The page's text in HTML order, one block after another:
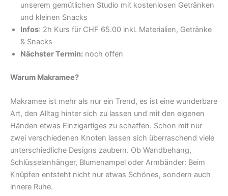
unserem gemütlichen Studio mit kostenlosen Getränken
und kleinen Snacks
Infos: 2h Kurs für CHF 65.00 inkl. Materialien, Getränke
& Snacks
Nächster Termin: noch offen
Warum Makramee?
Makramee ist mehr als nur ein Trend, es ist eine wunderbare
Art, den Alltag hinter sich zu lassen und mit den eigenen
Händen etwas Einzigartiges zu schaffen. Schon mit nur
zwei verschiedenen Knoten lassen sich überraschend viele
unterschiedliche Designs zaubern. Ob Wandbehang,
Schlüsselanhänger, Blumenampel oder Armbänder: Beim
Knüpfen entsteht nicht nur etwas Schönes, sondern auch
innere Ruhe.